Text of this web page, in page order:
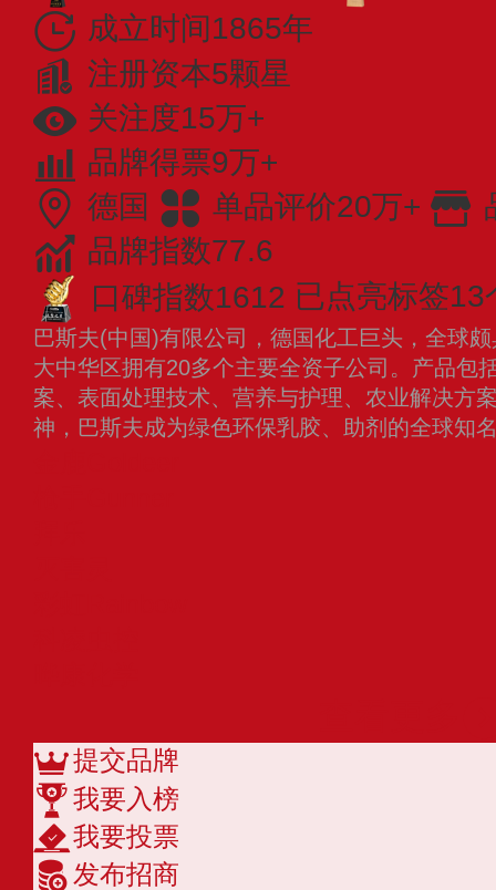
成立时间1865年
注册资本5颗星
关注度15万+
品牌得票9万+
德国
单品评价20万+
品牌指数77.6
口碑指数1612 已点亮标签13
巴斯夫(中国)有限公司，德国化工巨头，全球
大中华区拥有20多个主要全资子公司。产品包
案、表面处理技术、营养与护理、农业解决方
神，巴斯夫成为绿色环保乳胶、助剂的全球知
提交品牌
我要入榜
我要投票
发布招商